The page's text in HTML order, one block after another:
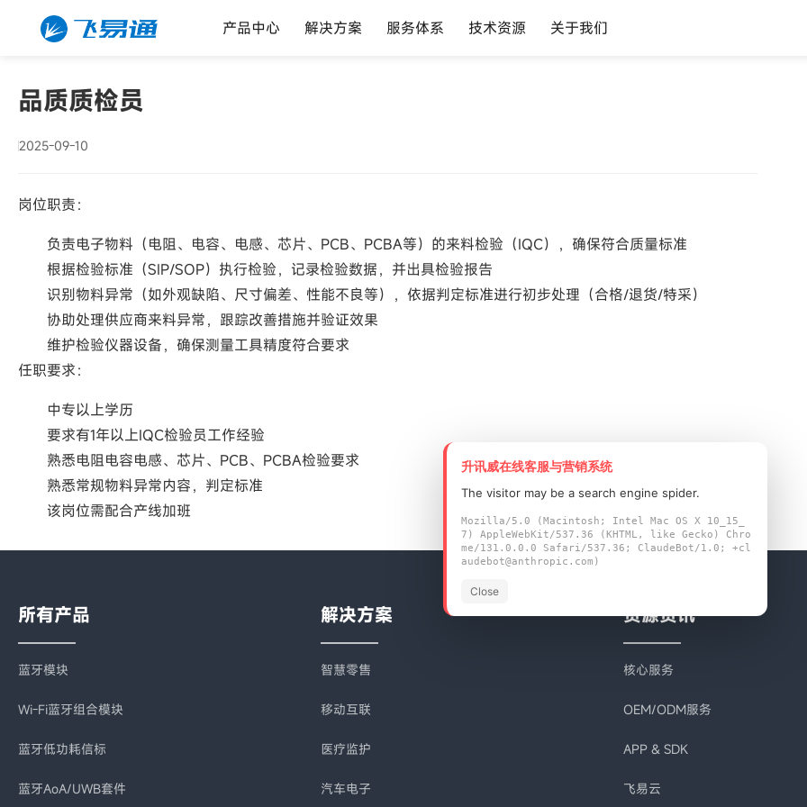
产品中心 解决方案 服务体系 技术资源 关于我们
品质质检员
2025-09-10
岗位职责：
负责电子物料（电阻、电容、电感、芯片、PCB、PCBA等）的来料检验（IQC），确保符合质量标准
根据检验标准（SIP/SOP）执行检验，记录检验数据，并出具检验报告
识别物料异常（如外观缺陷、尺寸偏差、性能不良等），依据判定标准进行初步处理（合格/退货/特采）
协助处理供应商来料异常，跟踪改善措施并验证效果
维护检验仪器设备，确保测量工具精度符合要求
任职要求：
中专以上学历
要求有1年以上IQC检验员工作经验
熟悉电阻电容电感、芯片、PCB、PCBA检验要求
熟悉常规物料异常内容，判定标准
该岗位需配合产线加班
所有产品
蓝牙模块
Wi-Fi蓝牙组合模块
蓝牙低功耗信标
蓝牙AoA/UWB套件
解决方案
智慧零售
移动互联
医疗监护
汽车电子
资源资讯
核心服务
OEM/ODM服务
APP & SDK
飞易云
升讯威在线客服与营销系统
The visitor may be a search engine spider.
Mozilla/5.0 (Macintosh; Intel Mac OS X 10_15_
7) AppleWebKit/537.36 (KHTML, like Gecko) Chro
me/131.0.0.0 Safari/537.36; ClaudeBot/1.0; +cl
audebot@anthropic.com)
Close